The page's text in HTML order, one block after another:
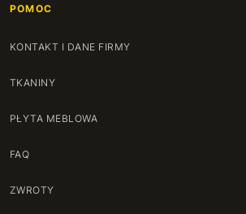
POMOC
KONTAKT I DANE FIRMY
TKANINY
PŁYTA MEBLOWA
FAQ
ZWROTY